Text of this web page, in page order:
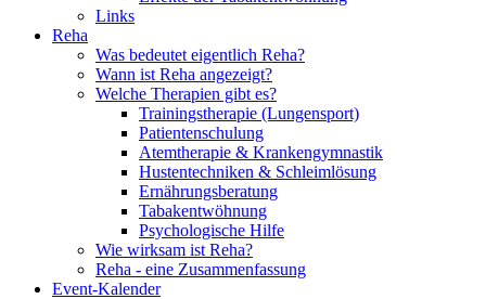
Links
Reha
Was bedeutet eigentlich Reha?
Wann ist Reha angezeigt?
Welche Therapien gibt es?
Trainingstherapie (Lungensport)
Patientenschulung
Atemtherapie & Krankengymnastik
Hustentechniken & Schleimlösung
Ernährungsberatung
Tabakentwöhnung
Psychologische Hilfe
Wie wirksam ist Reha?
Reha - eine Zusammenfassung
Event-Kalender